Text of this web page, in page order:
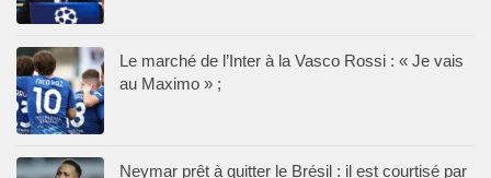
Le marché de l’Inter à la Vasco Rossi : « Je vais
au Maximo » ;
Neymar prêt à quitter le Brésil : il est courtisé par